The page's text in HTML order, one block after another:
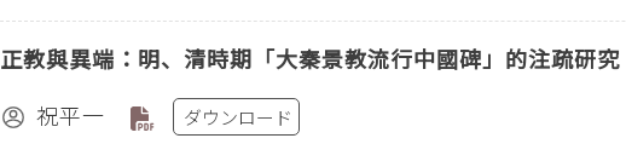
正教與異端：明、清時期「大秦景教流行中國碑」的注疏研究
祝平一
ダウンロード